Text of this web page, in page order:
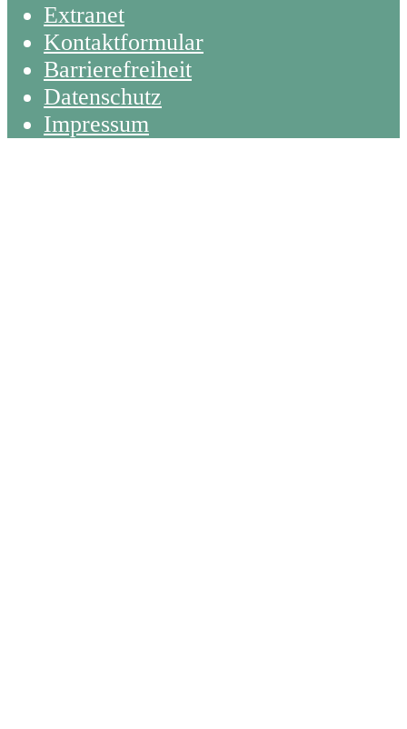
Extranet
Kontaktformular
Barrierefreiheit
Datenschutz
Impressum